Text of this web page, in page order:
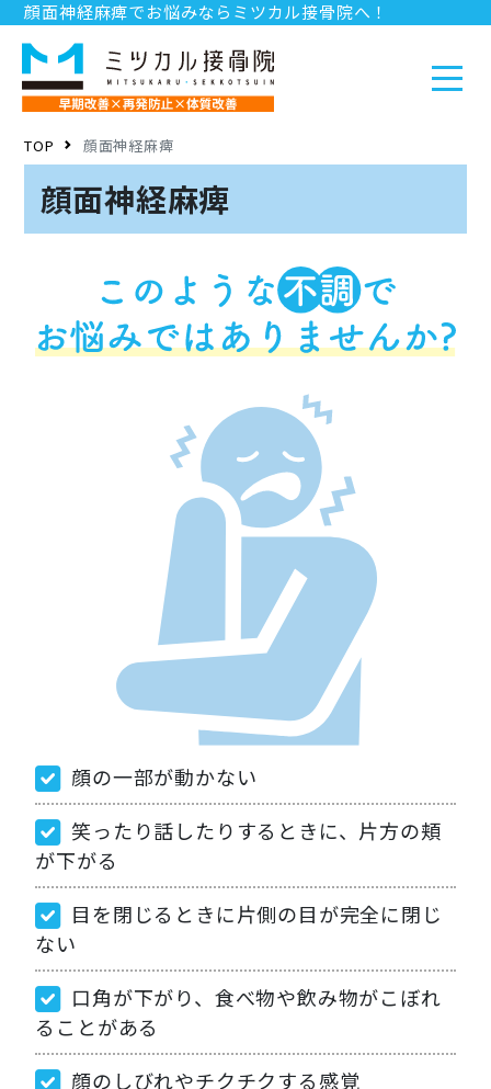
顔面神経麻痺でお悩みならミツカル接骨院へ！
お問い合わせ
求人情報
店舗情報
TOP 顔面神経麻痺
顔面神経麻痺
顔の一部が動かない
笑ったり話したりするときに、片方の頬
が下がる
目を閉じるときに片側の目が完全に閉じ
ない
口角が下がり、食べ物や飲み物がこぼれ
ることがある
顔のしびれやチクチクする感覚